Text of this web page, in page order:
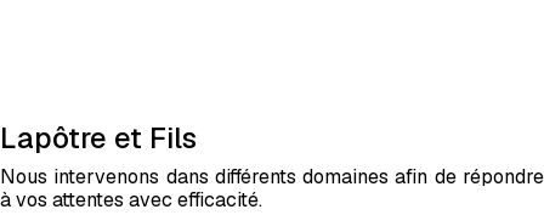
Lapôtre et Fils
Nous intervenons dans différents domaines afin de répondre
à vos attentes avec efficacité.